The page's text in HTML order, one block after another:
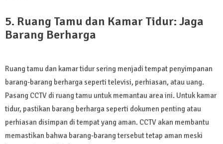
5. Ruang Tamu dan Kamar Tidur: Jaga
Barang Berharga
Ruang tamu dan kamar tidur sering menjadi tempat penyimpanan
barang-barang berharga seperti televisi, perhiasan, atau uang.
Pasang CCTV di ruang tamu untuk memantau area ini. Untuk kamar
tidur, pastikan barang berharga seperti dokumen penting atau
perhiasan disimpan di tempat yang aman. CCTV akan membantu
memastikan bahwa barang-barang tersebut tetap aman meski